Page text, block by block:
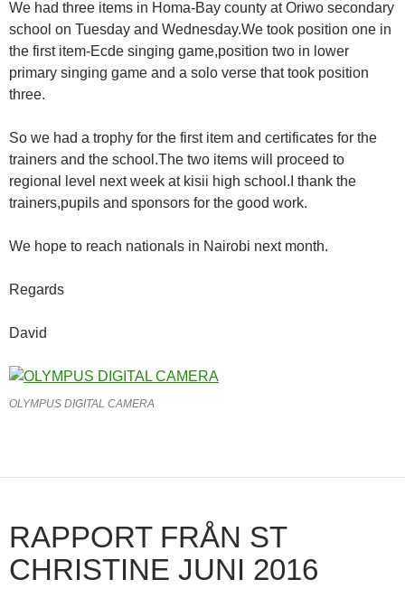
We had three items in Homa-Bay county at Oriwo secondary
school on Tuesday and Wednesday.We took position one in
the first item-Ecde singing game,position two in lower
primary singing game and a solo verse that took position
three.
So we had a trophy for the first item and certificates for the
trainers and the school.The two items will proceed to
regional level next week at kisii high school.I thank the
trainers,pupils and sponsors for the good work.
We hope to reach nationals in Nairobi next month.
Regards
David
OLYMPUS DIGITAL CAMERA
RAPPORT FRÅN ST
CHRISTINE JUNI 2016